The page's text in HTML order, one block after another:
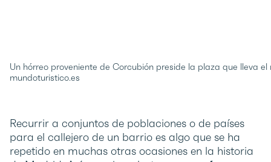
Un hórreo proveniente de Corcubión preside la plaza que lleva
mundoturistico.es
Recurrir a conjuntos de poblaciones o de países
para el callejero de un barrio es algo que se ha
repetido en muchas otras ocasiones en la historia